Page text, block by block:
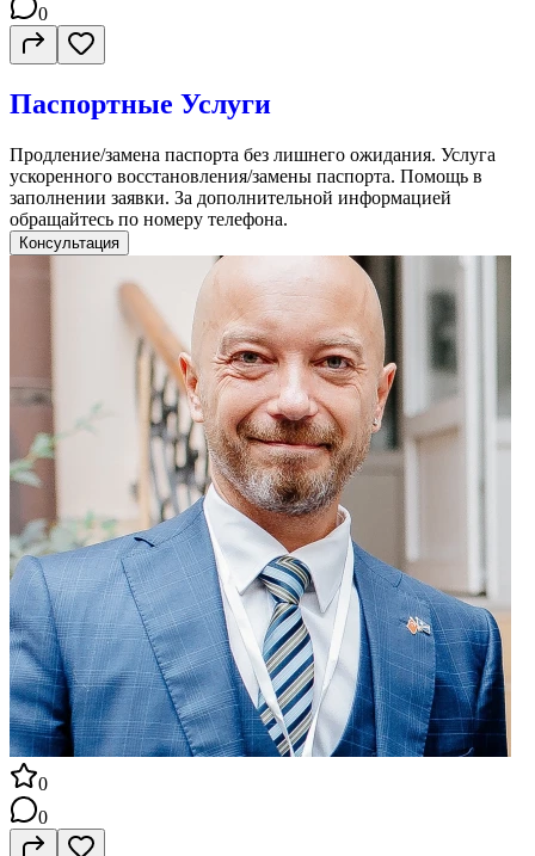
0
Паспортные Услуги
Продление/замена паспорта без лишнего ожидания. Услуга
ускоренного восстановления/замены паспорта. Помощь в
заполнении заявки. За дополнительной информацией
обращайтесь по номеру телефона.
Консультация
0
0